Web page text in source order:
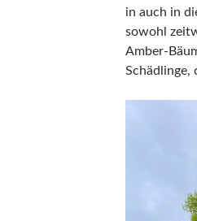
in auch in
sowohl
Amber-
Schädlinge,